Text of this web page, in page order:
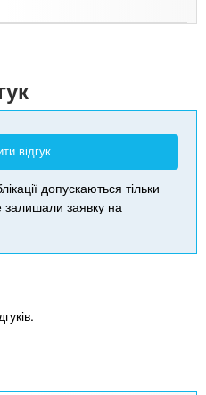
відгук
допускаються тільки
залишали заявку на